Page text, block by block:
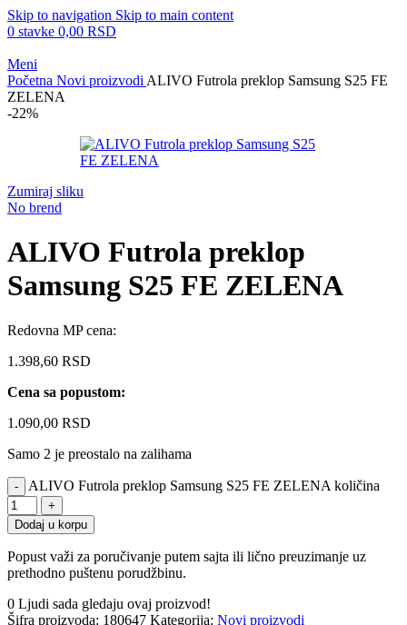
Skip to navigation Skip to main content
0 stavke 0,00 RSD
Meni
Početna Novi proizvodi ALIVO Futrola preklop Samsung S25 FE
ZELENA
-22%
Zumiraj sliku
No brend
ALIVO Futrola preklop
Samsung S25 FE ZELENA
Redovna MP cena:
1.398,60 RSD
Cena sa popustom:
1.090,00 RSD
Samo 2 je preostalo na zalihama
ALIVO Futrola preklop Samsung S25 FE ZELENA količina
Dodaj u korpu
Popust važi za poručivanje putem sajta ili lično preuzimanje uz
prethodno puštenu porudžbinu.
0 Ljudi sada gledaju ovaj proizvod!
Šifra proizvoda: 180647 Kategorija: Novi proizvodi